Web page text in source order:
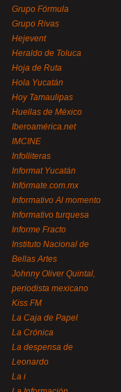
Grupo Fórmula
Grupo Rivas
Hejevent
Heraldo de Toluca
Hoja de Ruta
Hola Yucatán
Hoy Tamaulipas
Huellas de México
Iberoamérica.net
IMCINE
Infolliteras
Informat Yucatán
Infórmate.com.mx
Informativo Al momento
Informativo turquesa
Informe Fracto
Instituto Nacional de
Bellas Artes
Johnny Oliver Quintal,
periodista mexicano
Kiss FM
La Caja de Papel
La Crónica
La despensa de
Leonardo
La i